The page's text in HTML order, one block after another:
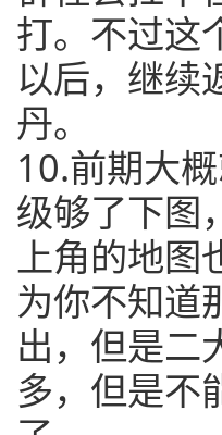
打。不过这
以后，继续
丹。
10.前期大
级够了下图
上角的地图
为你不知道
出，但是二
多，但是不